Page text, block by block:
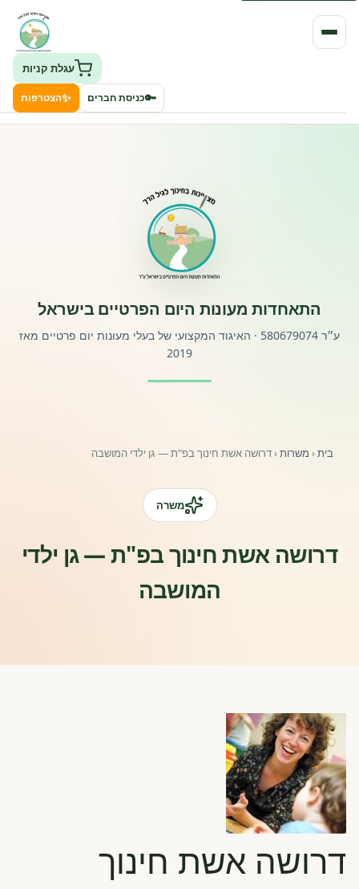
פורטל לוח מודעות דרושים עובדים
השתלמויות וקורסים לגננות ולצוותי חינוך | גיל הרך 0-6
עגלת קניות
🔑כניסת חברים ✨הצטרפות
התאחדות מעונות היום הפרטיים בישראל
ע״ר 580679074 · האיגוד המקצועי של בעלי מעונות יום פרטיים מאז
2019
בית‹ משרות‹דרושה אשת חינוך בפ"ת — גן ילדי המושבה
משרה
דרושה אשת חינוך בפ"ת — גן ילדי
המושבה
דרושה אשת חינוך